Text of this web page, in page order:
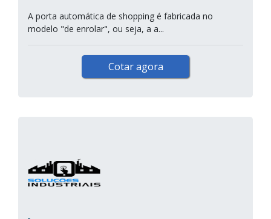
A porta automática de shopping é fabricada no
modelo "de enrolar", ou seja, a a...
Cotar agora